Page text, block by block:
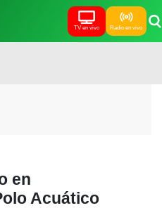
TV en vivo Radio en vivo
en
Acuático